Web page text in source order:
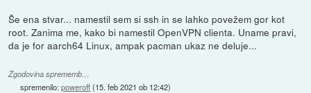
Še ena stvar... namestil sem si ssh in se lahko povežem gor kot
root. Zanima me, kako bi namestil OpenVPN clienta. Uname pravi,
da je for aarch64 Linux, ampak pacman ukaz ne deluje...
Zgodovina sprememb…
spremenilo:poweroff(15. feb 2021 ob 12:42)